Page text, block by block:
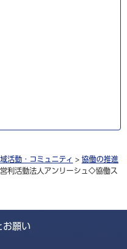
活動・コミュニティ > 協働の推進
利活動法人アンリーシュ◇協働ス
お願い